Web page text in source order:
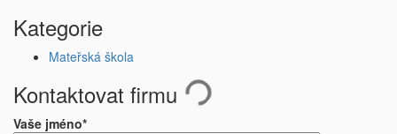
Kategorie
Mateřská škola
Kontaktovat firmu
Vaše jméno*